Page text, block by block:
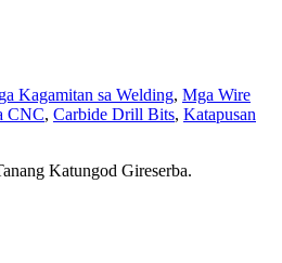
Kagamitan sa Welding, Mga Wire
CNC, Carbide Drill Bits, Katapusan
Katungod Gireserba.